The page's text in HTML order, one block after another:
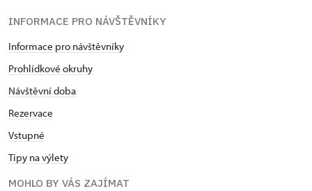
INFORMACE PRO NÁVŠTĚVNÍKY
Informace pro návštěvníky
Prohlídkové okruhy
Návštěvní doba
Rezervace
Vstupné
Tipy na výlety
MOHLO BY VÁS ZAJÍMAT